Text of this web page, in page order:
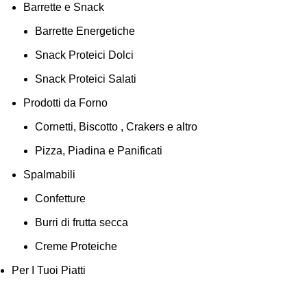
Barrette e Snack
Barrette Energetiche
Snack Proteici Dolci
Snack Proteici Salati
Prodotti da Forno
Cornetti, Biscotto , Crakers e altro
Pizza, Piadina e Panificati
Spalmabili
Confetture
Burri di frutta secca
Creme Proteiche
Per I Tuoi Piatti